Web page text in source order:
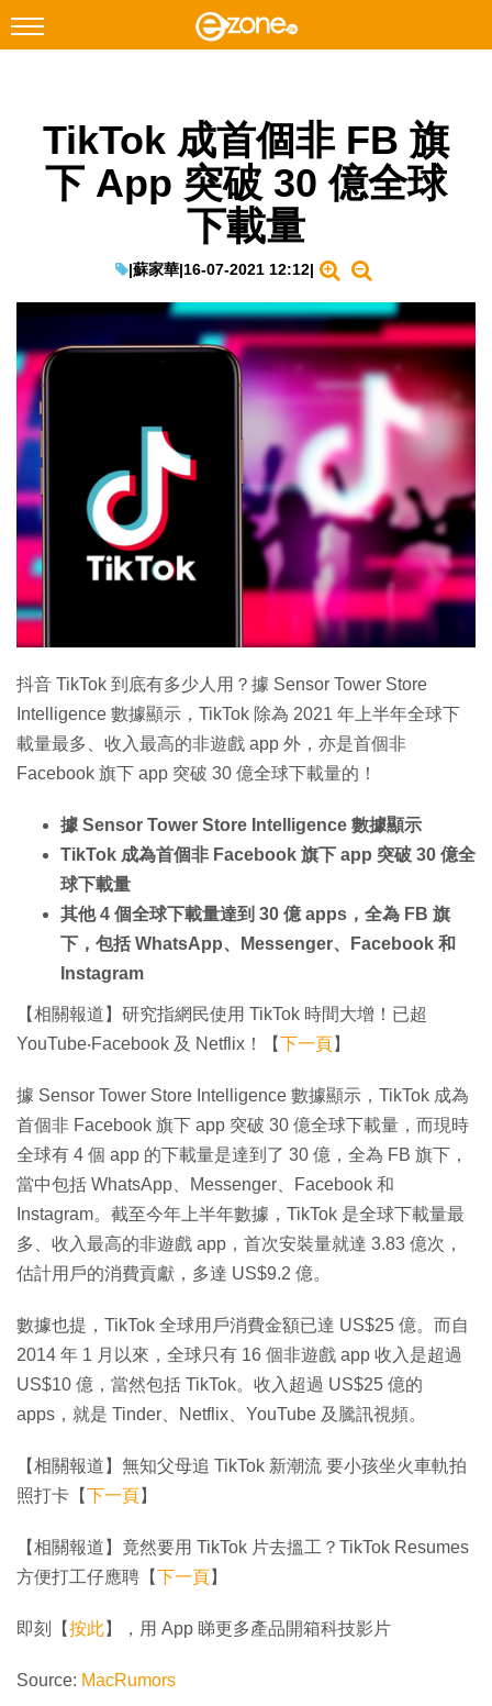
Facebook Instagram
科技焦點
教學評測
EduTech
IT Times
生成式AI與雲端應用
Enterprise Digital Transformation
特集
TikTok 成首個非 FB 旗
下 App 突破 30 億全球
下載量
|蘇家華|16-07-2021 12:12|
抖音 TikTok 到底有多少人用？據 Sensor Tower Store
Intelligence 數據顯示，TikTok 除為 2021 年上半年全球下
載量最多、收入最高的非遊戲 app 外，亦是首個非
Facebook 旗下 app 突破 30 億全球下載量的！
據 Sensor Tower Store Intelligence 數據顯示
TikTok 成為首個非 Facebook 旗下 app 突破 30 億全
球下載量
其他 4 個全球下載量達到 30 億 apps，全為 FB 旗
下，包括 WhatsApp、Messenger、Facebook 和
Instagram
【相關報道】研究指網民使用 TikTok 時間大增！已超
YouTube‧Facebook 及 Netflix！【下一頁】
據 Sensor Tower Store Intelligence 數據顯示，TikTok 成為
首個非 Facebook 旗下 app 突破 30 億全球下載量，而現時
全球有 4 個 app 的下載量是達到了 30 億，全為 FB 旗下，
當中包括 WhatsApp、Messenger、Facebook 和
Instagram。截至今年上半年數據，TikTok 是全球下載量最
多、收入最高的非遊戲 app，首次安裝量就達 3.83 億次，
估計用戶的消費貢獻，多達 US$9.2 億。
數據也提，TikTok 全球用戶消費金額已達 US$25 億。而自
2014 年 1 月以來，全球只有 16 個非遊戲 app 收入是超過
US$10 億，當然包括 TikTok。收入超過 US$25 億的
apps，就是 Tinder、Netflix、YouTube 及騰訊視頻。
【相關報道】無知父母追 TikTok 新潮流 要小孩坐火車軌拍
照打卡【下一頁】
【相關報道】竟然要用 TikTok 片去搵工？TikTok Resumes
方便打工仔應聘【下一頁】
即刻【按此】，用 App 睇更多產品開箱科技影片
Source: MacRumors